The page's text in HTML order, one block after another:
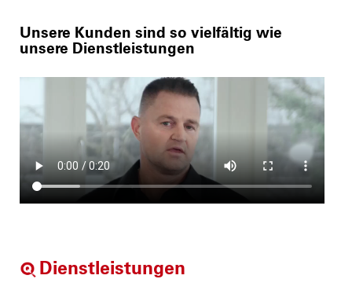
Unsere Kunden sind so vielfältig wie
unsere Dienstleistungen
Dienstleistungen